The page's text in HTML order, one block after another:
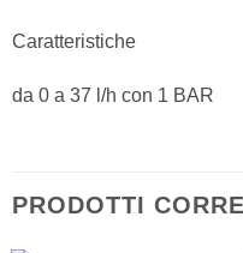
Caratteristiche
da 0 a 37 l/h con 1 BAR
PRODOTTI